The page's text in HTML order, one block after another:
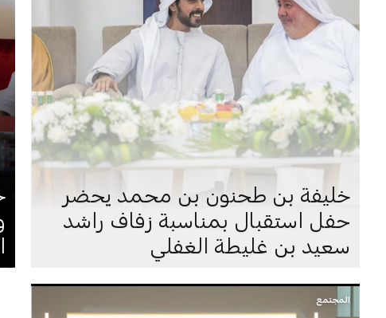
خليفة بن طحنون بن محمد يحضر
حفل استقبال بمناسبة زفاف راشد
سعيد بن غليطة الغفلي
المجتمع